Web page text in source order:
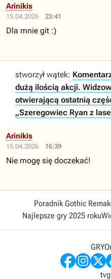
15.04.2026 23:41
Arinikis
Dla mnie git :)
stworzył wątek:
dużą ilością akcji.
otwierającą ostatnią
„Szeregowiec Ryan z
15.04.2026 16:39
Arinikis
Nie mogę się doczekać!
Poradnik Gothic
Najlepsze gry 2025 roku